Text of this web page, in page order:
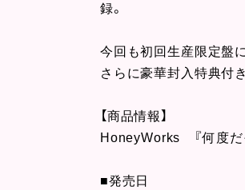
録。
今回も初回生産限定盤
さらに豪華封入特典付き
【商品情報】
HoneyWorks 『何度だ
■発売日